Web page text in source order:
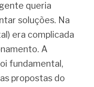
queria
soluções. Na
era complicada
A
fundamental,
propostas do